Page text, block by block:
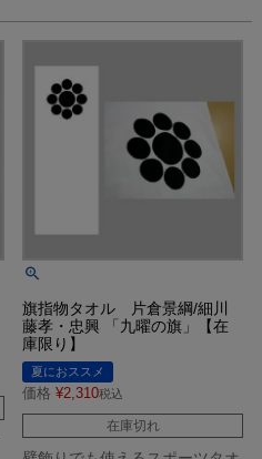
旗指物タオル 片倉景綱/細川
藤孝・忠興 「九曜の旗」【在
庫限り】
夏におススメ
価格 ¥2,310税込
在庫切れ